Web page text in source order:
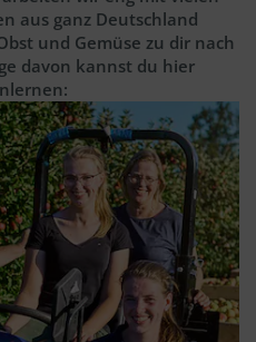
aus ganz Deutschland
und Gemüse zu dir nach
davon kannst du hier